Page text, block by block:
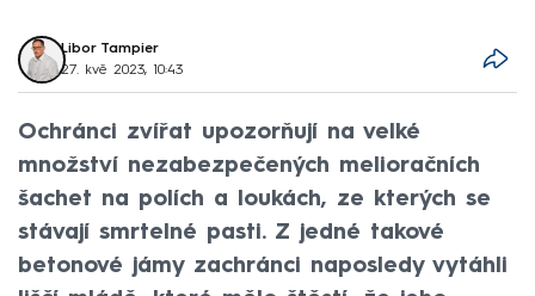
Libor Tampier
27. kvě 2023, 10:43
Ochránci zvířat upozorňují na velké
množství nezabezpečených melioračních
šachet na polích a loukách, ze kterých se
stávají smrtelné pasti. Z jedné takové
betonové jámy zachránci naposledy vytáhli